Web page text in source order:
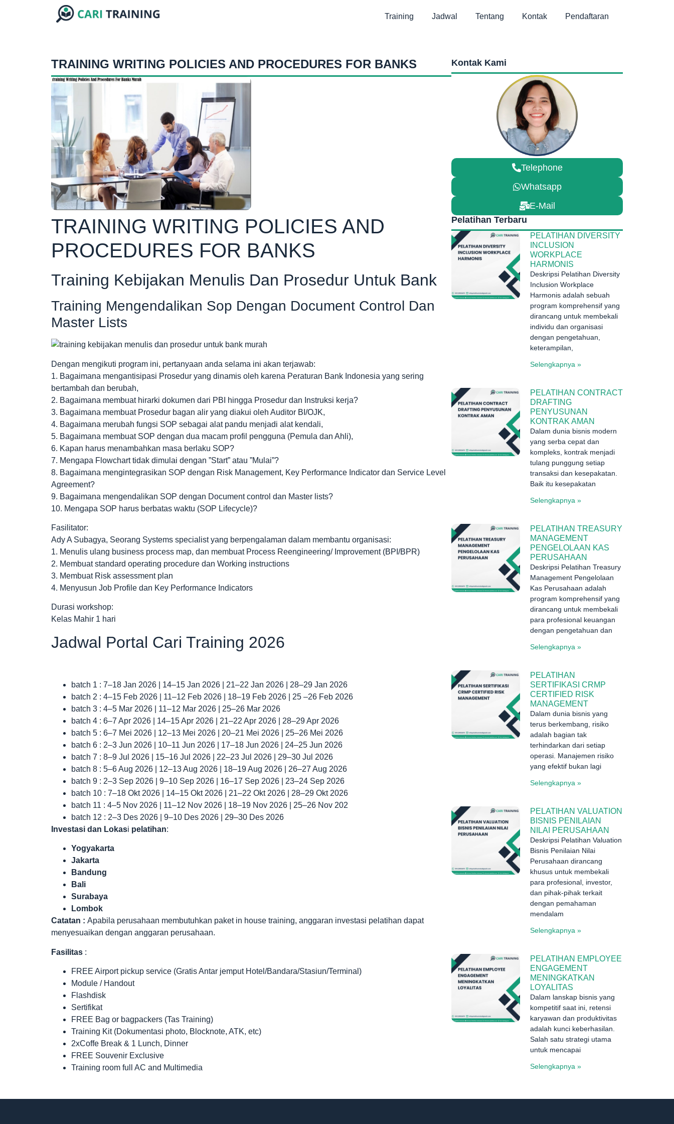
Training Jadwal Tentang Kontak Pendaftaran
TRAINING WRITING POLICIES AND PROCEDURES FOR BANKS
TRAINING WRITING POLICIES AND
PROCEDURES FOR BANKS
Training Kebijakan Menulis Dan Prosedur Untuk Bank
Training Mengendalikan Sop Dengan Document Control Dan
Master Lists
Dengan mengikuti program ini, pertanyaan anda selama ini akan terjawab:
1. Bagaimana mengantisipasi Prosedur yang dinamis oleh karena Peraturan Bank Indonesia yang sering
bertambah dan berubah,
2. Bagaimana membuat hirarki dokumen dari PBI hingga Prosedur dan Instruksi kerja?
3. Bagaimana membuat Prosedur bagan alir yang diakui oleh Auditor BI/OJK,
4. Bagaimana merubah fungsi SOP sebagai alat pandu menjadi alat kendali,
5. Bagaimana membuat SOP dengan dua macam profil pengguna (Pemula dan Ahli),
6. Kapan harus menambahkan masa berlaku SOP?
7. Mengapa Flowchart tidak dimulai dengan ”Start” atau ”Mulai”?
8. Bagaimana mengintegrasikan SOP dengan Risk Management, Key Performance Indicator dan Service Level
Agreement?
9. Bagaimana mengendalikan SOP dengan Document control dan Master lists?
10. Mengapa SOP harus berbatas waktu (SOP Lifecycle)?
Fasilitator:
Ady A Subagya, Seorang Systems specialist yang berpengalaman dalam membantu organisasi:
1. Menulis ulang business process map, dan membuat Process Reengineering/ Improvement (BPI/BPR)
2. Membuat standard operating procedure dan Working instructions
3. Membuat Risk assessment plan
4. Menyusun Job Profile dan Key Performance Indicators
Durasi workshop:
Kelas Mahir 1 hari
Jadwal Portal Cari Training 2026
batch 1 : 7–18 Jan 2026 | 14–15 Jan 2026 | 21–22 Jan 2026 | 28–29 Jan 2026
batch 2 : 4–15 Feb 2026 | 11–12 Feb 2026 | 18–19 Feb 2026 | 25 –26 Feb 2026
batch 3 : 4–5 Mar 2026 | 11–12 Mar 2026 | 25–26 Mar 2026
batch 4 : 6–7 Apr 2026 | 14–15 Apr 2026 | 21–22 Apr 2026 | 28–29 Apr 2026
batch 5 : 6–7 Mei 2026 | 12–13 Mei 2026 | 20–21 Mei 2026 | 25–26 Mei 2026
batch 6 : 2–3 Jun 2026 | 10–11 Jun 2026 | 17–18 Jun 2026 | 24–25 Jun 2026
batch 7 : 8–9 Jul 2026 | 15–16 Jul 2026 | 22–23 Jul 2026 | 29–30 Jul 2026
batch 8 : 5–6 Aug 2026 | 12–13 Aug 2026 | 18–19 Aug 2026 | 26–27 Aug 2026
batch 9 : 2–3 Sep 2026 | 9–10 Sep 2026 | 16–17 Sep 2026 | 23–24 Sep 2026
batch 10 : 7–18 Okt 2026 | 14–15 Okt 2026 | 21–22 Okt 2026 | 28–29 Okt 2026
batch 11 : 4–5 Nov 2026 | 11–12 Nov 2026 | 18–19 Nov 2026 | 25–26 Nov 202
batch 12 : 2–3 Des 2026 | 9–10 Des 2026 | 29–30 Des 2026
Investasi dan Lokasi pelatihan:
Yogyakarta
Jakarta
Bandung
Bali
Surabaya
Lombok
Catatan : Apabila perusahaan membutuhkan paket in house training, anggaran investasi pelatihan dapat
menyesuaikan dengan anggaran perusahaan.
Fasilitas :
FREE Airport pickup service (Gratis Antar jemput Hotel/Bandara/Stasiun/Terminal)
Module / Handout
Flashdisk
Sertifikat
FREE Bag or bagpackers (Tas Training)
Training Kit (Dokumentasi photo, Blocknote, ATK, etc)
2xCoffe Break & 1 Lunch, Dinner
FREE Souvenir Exclusive
Training room full AC and Multimedia
Kontak Kami
Telephone
Whatsapp
E-Mail
Pelatihan Terbaru
PELATIHAN DIVERSITY
INCLUSION
WORKPLACE
HARMONIS
Deskripsi Pelatihan Diversity
Inclusion Workplace
Harmonis adalah sebuah
program komprehensif yang
dirancang untuk membekali
individu dan organisasi
dengan pengetahuan,
keterampilan,
Selengkapnya »
PELATIHAN CONTRACT
DRAFTING
PENYUSUNAN
KONTRAK AMAN
Dalam dunia bisnis modern
yang serba cepat dan
kompleks, kontrak menjadi
tulang punggung setiap
transaksi dan kesepakatan.
Baik itu kesepakatan
Selengkapnya »
PELATIHAN TREASURY
MANAGEMENT
PENGELOLAAN KAS
PERUSAHAAN
Deskripsi Pelatihan Treasury
Management Pengelolaan
Kas Perusahaan adalah
program komprehensif yang
dirancang untuk membekali
para profesional keuangan
dengan pengetahuan dan
Selengkapnya »
PELATIHAN
SERTIFIKASI CRMP
CERTIFIED RISK
MANAGEMENT
Dalam dunia bisnis yang
terus berkembang, risiko
adalah bagian tak
terhindarkan dari setiap
operasi. Manajemen risiko
yang efektif bukan lagi
Selengkapnya »
PELATIHAN VALUATION
BISNIS PENILAIAN
NILAI PERUSAHAAN
Deskripsi Pelatihan Valuation
Bisnis Penilaian Nilai
Perusahaan dirancang
khusus untuk membekali
para profesional, investor,
dan pihak-pihak terkait
dengan pemahaman
mendalam
Selengkapnya »
PELATIHAN EMPLOYEE
ENGAGEMENT
MENINGKATKAN
LOYALITAS
Dalam lanskap bisnis yang
kompetitif saat ini, retensi
karyawan dan produktivitas
adalah kunci keberhasilan.
Salah satu strategi utama
untuk mencapai
Selengkapnya »